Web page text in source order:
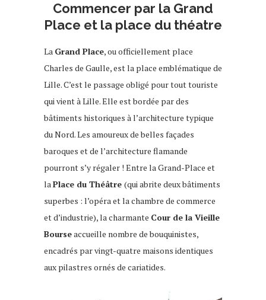
Commencer par la Grand
Place et la place du théatre
La Grand Place, ou officiellement place
Charles de Gaulle, est la place emblématique de
Lille. C’est le passage obligé pour tout touriste
qui vient à Lille. Elle est bordée par des
bâtiments historiques à l’architecture typique
du Nord. Les amoureux de belles façades
baroques et de l’architecture flamande
pourront s’y régaler ! Entre la Grand-Place et
laPlace du Théâtre (qui abrite deux bâtiments
superbes : l’opéra et la chambre de commerce
et d’industrie), la charmante Cour de la Vieille
Bourseaccueille nombre de bouquinistes,
encadrés par vingt-quatre maisons identiques
aux pilastres ornés de cariatides.